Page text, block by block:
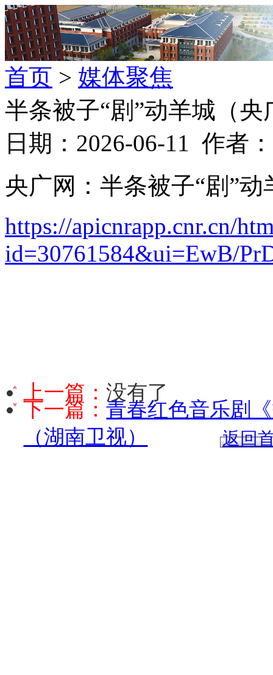
首页 > 媒体聚焦
半条被子“剧”动羊城（央
日期：2026-06-11 作者
央广网：半条被子“剧”动
https://apicnrapp.cnr.cn/
id=30761584&ui=EwB/
上一篇：没有了
下一篇：青春红色音乐剧
（湖南卫视）
返回